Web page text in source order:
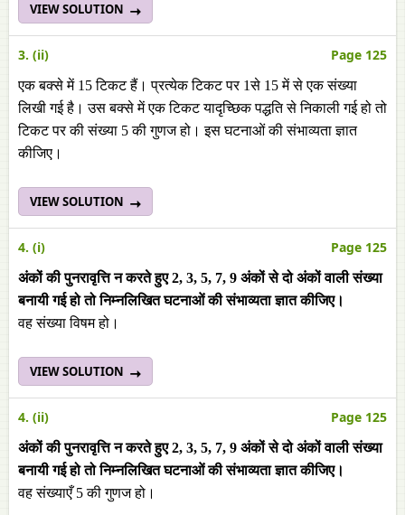
VIEW SOLUTION
3. (ii) Page 125
एक बक्से में 15 टिकट हैं। प्रत्येक टिकट पर 1से 15 में से एक संख्या
लिखी गई है। उस बक्से में एक टिकट यादृच्छिक पद्धति से निकाली गई हो तो
टिकट पर की संख्या 5 की गुणज हो। इस घटनाओं की संभाव्यता ज्ञात
कीजिए।
VIEW SOLUTION
4. (i) Page 125
अंकों की पुनरावृत्ति न करते हुए 2, 3, 5, 7, 9 अंकों से दो अंकों वाली संख्या
बनायी गई हो तो निम्नलिखित घटनाओं की संभाव्यता ज्ञात कीजिए।
वह संख्या विषम हो।
VIEW SOLUTION
4. (ii) Page 125
अंकों की पुनरावृत्ति न करते हुए 2, 3, 5, 7, 9 अंकों से दो अंकों वाली संख्या
बनायी गई हो तो निम्नलिखित घटनाओं की संभाव्यता ज्ञात कीजिए।
वह संख्याएँ 5 की गुणज हो।